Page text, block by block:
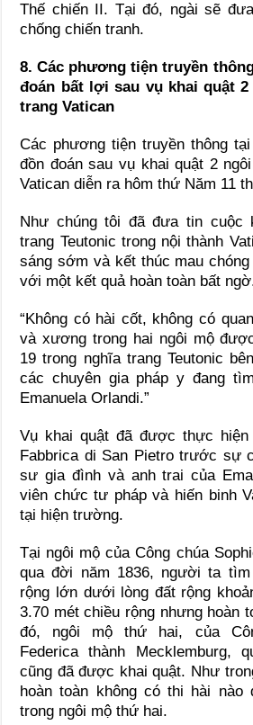
Thế chiến II. Tại đó, ngài sẽ
chống chiến tranh.
8. Các phương tiện truyền
đoán bất lợi sau vụ khai quật
trang Vatican
Các phương tiện truyền thông
đồn đoán sau vụ khai quật 2
Vatican diễn ra hôm thứ Năm 11
Như chúng tôi đã đưa tin cuộc
trang Teutonic trong nội thành
sáng sớm và kết thúc mau
với một kết quả hoàn toàn bất
“Không có hài cốt, không có
và xương trong hai ngôi mộ
19 trong nghĩa trang Teutonic
các chuyên gia pháp y đang
Emanuela Orlandi.”
Vụ khai quật đã được thực
Fabbrica di San Pietro trước sự
sư gia đình và anh trai của
viên chức tư pháp và hiến binh
tại hiện trường.
Tại ngôi mộ của Công chúa
qua đời năm 1836, người ta
rộng lớn dưới lòng đất rộng
3.70 mét chiều rộng nhưng hoàn
đó, ngôi mộ thứ hai, của
Federica thành Mecklemburg,
cũng đã được khai quật. Như
hoàn toàn không có thi hài
trong ngôi mộ thứ hai.